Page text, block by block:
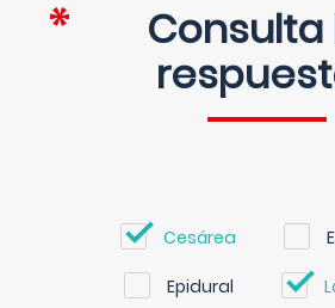
Consulta
Cesárea
Epidural